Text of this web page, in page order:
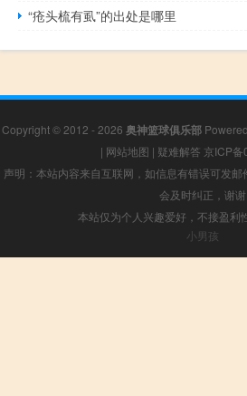
“疮头梳有虱”的出处是哪里
Copyright © 2012 - 2026 奥神篮球俱乐部
| 网站地图 | 疑难解答 京ICP
声明：本站内容来自互联网，如信息有错误可发
会及时纠正，谢谢
本站仅为个人兴趣爱好，不接盈利
小男孩